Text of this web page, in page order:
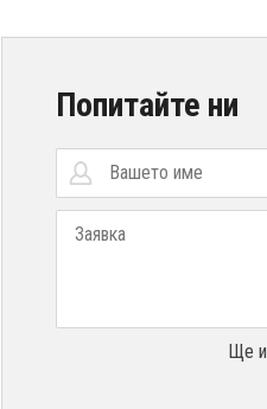
Попитайте ни
Ще